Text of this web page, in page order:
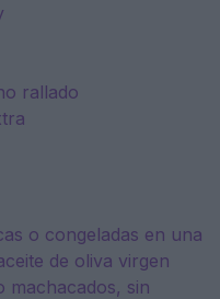
rallado
o congeladas en una
de oliva virgen
machacados, sin